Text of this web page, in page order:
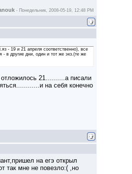
- Понедельник, 2008-05-19, 12:48 PM
- 19 и 21 апреля соответственно), все
- в другие дни, один и тот же экз.(те же
21..........а писали
на себя конечно
на егэ открыл
так мне не повезло:( ,но